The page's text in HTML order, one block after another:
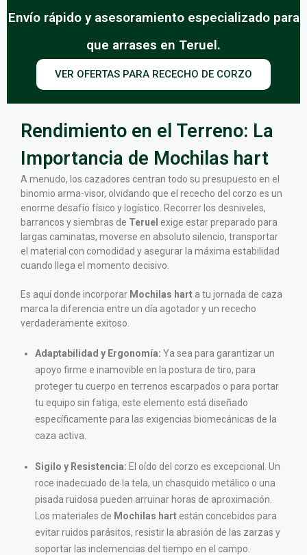
Envío rápido y asesoramiento especializado para
que arrases en Teruel.
VER OFERTAS PARA RECECHO DE CORZO
Rendimiento en el Terreno: La
Importancia de Mochilas hart
A menudo, los cazadores centran todo su presupuesto en el
binomio arma-visor, olvidando que el rececho del corzo es un
enorme desafío físico y logístico. Recorrer los desniveles,
barrancos y siembras de Teruel exige estar preparado para
largas caminatas, moverse en absoluto silencio, transportar
el material con comodidad y asegurar la máxima estabilidad
cuando llega el momento decisivo.
Es aquí donde incorporar Mochilas hart a tu jornada de caza
marca la diferencia entre un día agotador y un rececho
verdaderamente exitoso.
Adaptabilidad y Ergonomía: Ya sea para garantizar un
apoyo firme e inamovible en la postura de tiro, para
proteger tu cuerpo en terrenos escarpados o para portar
tu equipo sin fatiga, este elemento está diseñado
específicamente para las exigencias biomecánicas de la
caza activa.
Sigilo y Resistencia: El oído del corzo es excepcional. Un
roce inadecuado de la tela, un chasquido metálico o una
pisada ruidosa pueden arruinar horas de aproximación.
Los materiales de Mochilas hart están concebidos para
evitar ruidos parásitos, resistir la abrasión de las zarzas y
soportar las inclemencias del tiempo en el campo.